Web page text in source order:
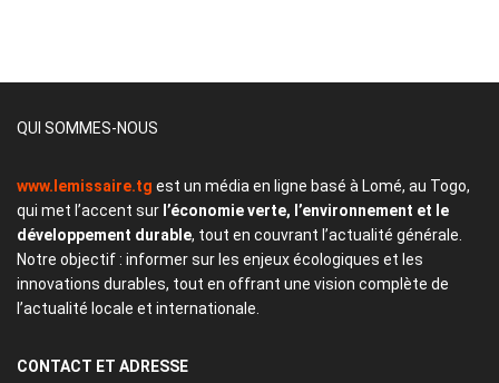
QUI SOMMES-NOUS
www.lemissaire.tg est un média en ligne basé à Lomé, au Togo,
qui met l’accent sur l’économie verte, l’environnement et le
développement durable, tout en couvrant l’actualité générale.
Notre objectif : informer sur les enjeux écologiques et les
innovations durables, tout en offrant une vision complète de
l’actualité locale et internationale.
CONTACT ET ADRESSE